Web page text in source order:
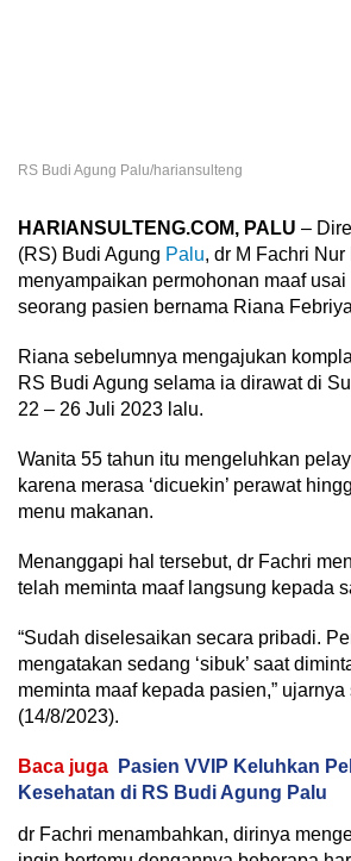
RS Budi Agung Palu/hariansulteng
HARIANSULTENG.COM, PALU –
(RS) Budi Agung Palu, dr M Fachri Nur
menyampaikan permohonan maaf
seorang pasien bernama Riana
Riana sebelumnya mengajukan
RS Budi Agung selama ia dirawat di
22 – 26 Juli 2023 lalu.
Wanita 55 tahun itu mengeluhkan
karena merasa ‘dicuekin’ perawat
menu makanan.
Menanggapi hal tersebut, dr Fachri
telah meminta maaf langsung kepada
“Sudah diselesaikan secara pribadi.
mengatakan sedang ‘sibuk’ saat
meminta maaf kepada pasien,”
(14/8/2023).
Baca juga
Pasien VVIP Keluhkan
Kesehatan di RS Budi Agung Palu
dr Fachri menambahkan, dirinya